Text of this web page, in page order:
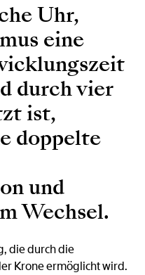
Uhr,
eine
durch vier
ist,
doppelte
und
Wechsel.
die durch die
Krone ermöglicht wird.